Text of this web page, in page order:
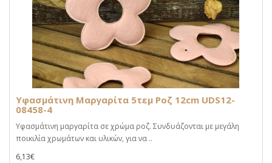
Υφασμάτινη Μαργαρίτα 5τεμ Ροζ 12cm UDS12-
08458-4
Υφασμάτινη μαργαρίτα σε χρώμα ροζ. Συνδυάζονται με μεγάλη
ποικιλία χρωμάτων και υλικών, για να ..
6,13€